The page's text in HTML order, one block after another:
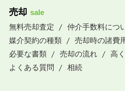
売却 sale
無料売却査定
仲介手数料につ
媒介契約の種類
売却時の諸費
必要な書類
売却の流れ
高
よくある質問
相続